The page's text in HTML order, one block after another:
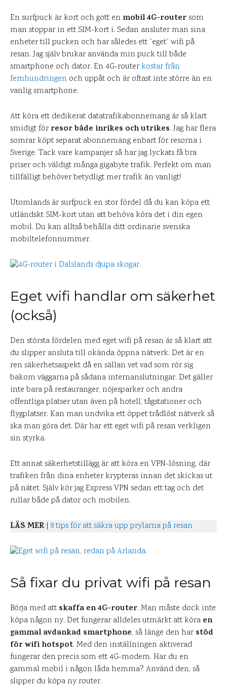
En surfpuck är kort och gott en mobil 4G-routersom
man stoppar in ett SIM-kort i. Sedan ansluter man sina
enheter till pucken och har således ett ”eget” wifi på
resan. Jag själv brukar använda min puck till både
smartphone och dator. En 4G-router kostar från
femhundringen och uppåt och är oftast inte större än en
vanlig smartphone.
Att köra ett dedikerat datatrafikabonnemang är så klart
smidigt för resor både inrikes och utrikes. Jag har flera
somrar köpt separat abonnemang enbart för resorna i
Sverige. Tack vare kampanjer så har jag lyckats få bra
priser och väldigt många gigabyte trafik. Perfekt om man
tillfälligt behöver betydligt mer trafik än vanligt!
Utomlands är surfpuck en stor fördel då du kan köpa ett
utländskt SIM-kort utan att behöva köra det i din egen
mobil. Du kan alltså behålla ditt ordinarie svenska
mobiltelefonnummer.
Eget wifi handlar om säkerhet
(också)
Den största fördelen med eget wifi på resan är så klart att
du slipper ansluta till okända öppna nätverk. Det är en
ren säkerhetsaspekt då en sällan vet vad som rör sig
bakom väggarna på sådana internanslutningar. Det gäller
inte bara på restauranger, nöjesparker och andra
offentliga platser utan även på hotell, tågstationer och
flygplatser. Kan man undvika ett öppet trådlöst nätverk så
ska man göra det. Där har ett eget wifi på resan verkligen
sin styrka.
Ett annat säkerhetstillägg är att köra en VPN-lösning, där
trafiken från dina enheter krypteras innan det skickas ut
på nätet. Själv kör jag Express VPN sedan ett tag och det
rullar både på dator och mobilen.
LÄS MER | 9 tips för att säkra upp prylarna på resan
Så fixar du privat wifi på resan
Börja med att skaffa en 4G-router. Man måste dock inte
köpa någon ny. Det fungerar alldeles utmärkt att köra en
gammal avdankad smartphone, så länge den har stöd
för wifi hotspot. Med den inställningen aktiverad
fungerar den precis som ett 4G-modem. Har du en
gammal mobil i någon låda hemma? Använd den, så
slipper du köpa ny router.